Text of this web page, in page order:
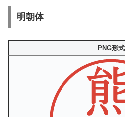
明朝体
PNG形式